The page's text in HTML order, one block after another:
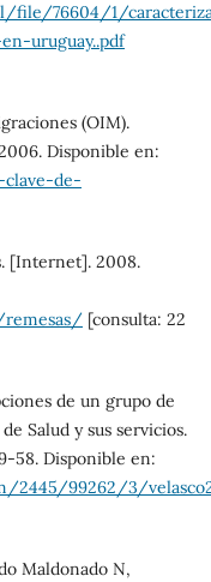
file/76604/1/
uruguay..pdf
(OIM).
Disponible en:
de-
[Internet]. 2008.
[consulta: 22
de un grupo de
Salud y sus servicios.
58. Disponible en:
2445/99262/3/
Maldonado N,